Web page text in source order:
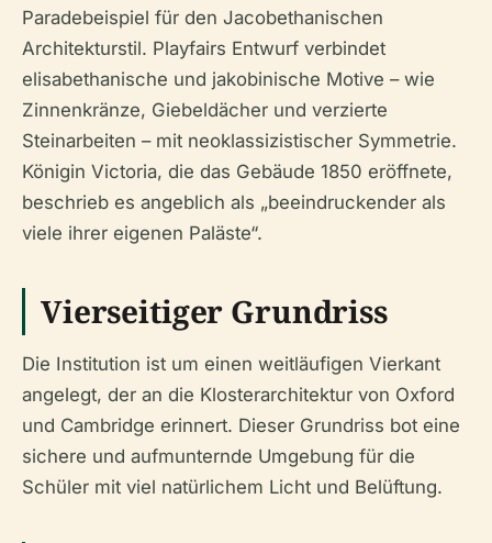
Paradebeispiel für den Jacobethanischen
Architekturstil. Playfairs Entwurf verbindet
elisabethanische und jakobinische Motive – wie
Zinnenkränze, Giebeldächer und verzierte
Steinarbeiten – mit neoklassizistischer Symmetrie.
Königin Victoria, die das Gebäude 1850 eröffnete,
beschrieb es angeblich als „beeindruckender als
viele ihrer eigenen Paläste“.
Vierseitiger Grundriss
Die Institution ist um einen weitläufigen Vierkant
angelegt, der an die Klosterarchitektur von Oxford
und Cambridge erinnert. Dieser Grundriss bot eine
sichere und aufmunternde Umgebung für die
Schüler mit viel natürlichem Licht und Belüftung.